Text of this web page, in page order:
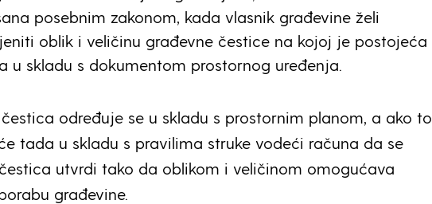
posebnim zakonom, kada vlasnik građevine želi
oblik i veličinu građevne čestice na kojoj je postojeća
u skladu s dokumentom prostornog uređenja.
određuje se u skladu s prostornim planom, a ako to
tada u skladu s pravilima struke vodeći računa da se
utvrdi tako da oblikom i veličinom omogućava
građevine.